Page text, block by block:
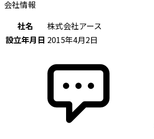
会社情報
社名
株式会社アース
設立年月日 2015年4月2日